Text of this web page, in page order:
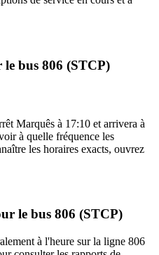
le bus 806 (STCP)
Marquês à 17:10 et arrivera à
à quelle fréquence les
les horaires exacts, ouvrez
le bus 806 (STCP)
à l'heure sur la ligne 806